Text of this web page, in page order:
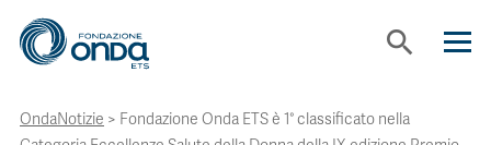
search
CHI SIAMO
OndaNotizie > Fondazione Onda ETS è 1° classificato nella